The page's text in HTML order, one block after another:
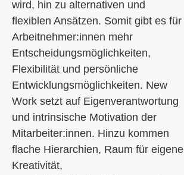
wird, hin zu alternativen und
flexiblen Ansätzen. Somit gibt es für
Arbeitnehmer:innen mehr
Entscheidungsmöglichkeiten,
Flexibilität und persönliche
Entwicklungsmöglichkeiten. New
Work setzt auf Eigenverantwortung
und intrinsische Motivation der
Mitarbeiter:innen. Hinzu kommen
flache Hierarchien, Raum für eigene
Kreativität,